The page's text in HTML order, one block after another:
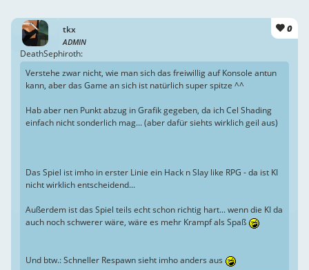
tkx
ADMIN
0
DeathSephiroth:
Verstehe zwar nicht, wie man sich das freiwillig auf Konsole antun
kann, aber das Game an sich ist natürlich super spitze ^^
Hab aber nen Punkt abzug in Grafik gegeben, da ich Cel Shading
einfach nicht sonderlich mag... (aber dafür siehts wirklich geil aus)
Das Spiel ist imho in erster Linie ein Hack n Slay like RPG - da ist KI
nicht wirklich entscheidend...
Außerdem ist das Spiel teils echt schon richtig hart... wenn die KI da
auch noch schwerer wäre, wäre es mehr Krampf als Spaß
Und btw.: Schneller Respawn sieht imho anders aus